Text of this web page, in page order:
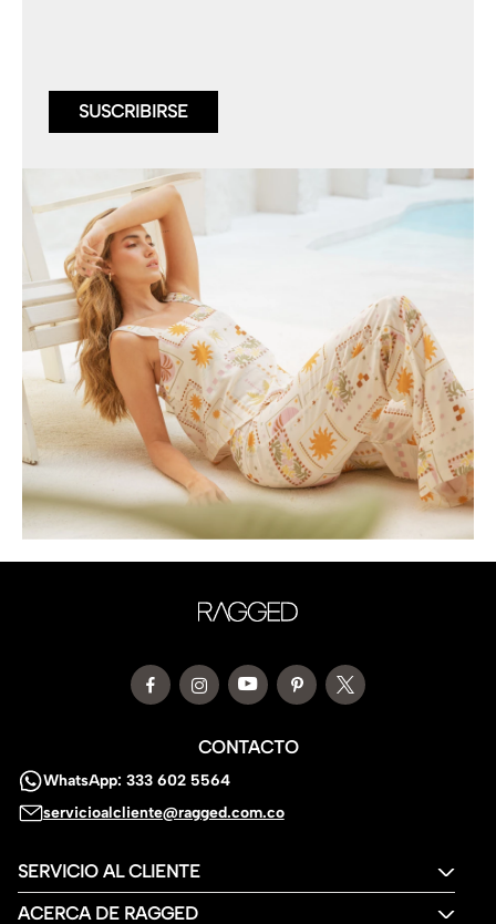
SUSCRIBIRSE
CONTACTO
WhatsApp: 333 602 5564
servicioalcliente@ragged.com.co
SERVICIO AL CLIENTE
ACERCA DE RAGGED